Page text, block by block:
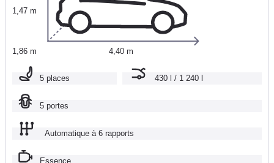
1,47 m
1,86 m 4,40 m
5 places 430 l / 1 240 l
5 portes
Automatique à 6 rapports
Essence